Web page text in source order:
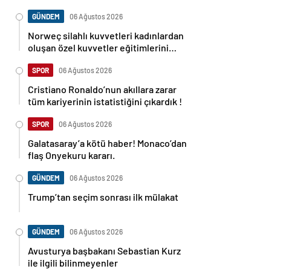
GÜNDEM 06 Ağustos 2026
Norweç silahlı kuvvetleri kadınlardan
oluşan özel kuvvetler eğitimlerini
SPOR 06 Ağustos 2026
Cristiano Ronaldo’nun akıllara zarar
tüm kariyerinin istatistiğini çıkardık !
SPOR 06 Ağustos 2026
Galatasaray’a kötü haber! Monaco’dan
flaş Onyekuru kararı.
GÜNDEM 06 Ağustos 2026
Trump’tan seçim sonrası ilk mülakat
GÜNDEM 06 Ağustos 2026
Avusturya başbakanı Sebastian Kurz
ile ilgili bilinmeyenler